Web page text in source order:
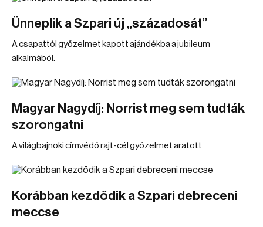
Ünneplik a Szpari új „századosát”
A csapattól győzelmet kapott ajándékba a jubileum
alkalmából.
Magyar Nagydíj: Norrist meg sem tudták
szorongatni
A világbajnoki címvédő rajt-cél győzelmet aratott.
Korábban kezdődik a Szpari debreceni
meccse